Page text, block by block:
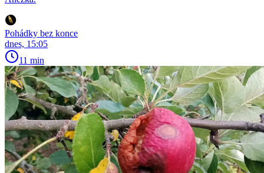
Pohádky bez konce
dnes, 15:05
11 min